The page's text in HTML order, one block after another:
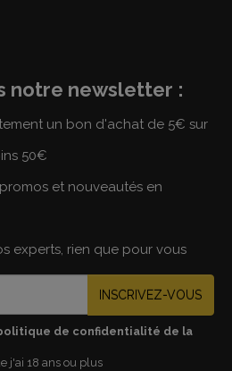
notre newsletter :
un bon d'achat de 5€ sur
50€
et nouveautés en
experts, rien que pour vous
INSCRIVEZ-VOUS
de confidentialité de la
j'ai 18 ans ou plus